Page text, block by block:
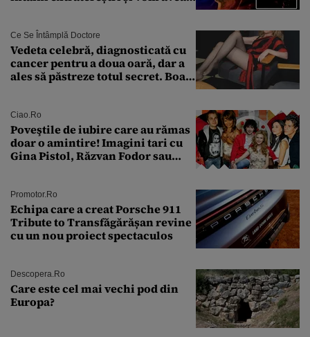
Ce Se Întâmplă Doctore
Vedeta celebră, diagnosticată cu
cancer pentru a doua oară, dar a
ales să păstreze totul secret. Boala
Ciao.ro
Poveştile de iubire care au rămas
doar o amintire! Imagini tari cu
Gina Pistol, Răzvan Fodor sau
Promotor.ro
Echipa care a creat Porsche 911
Tribute to Transfăgărășan revine
cu un nou proiect spectaculos
Descopera.ro
Care este cel mai vechi pod din
Europa?